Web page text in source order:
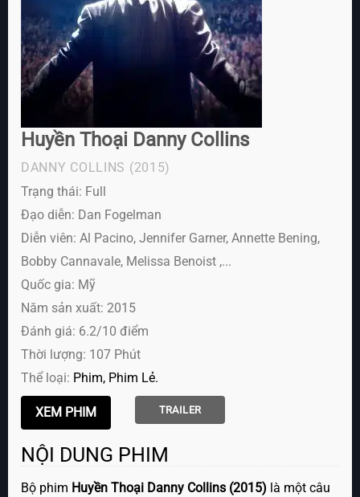
Huyền Thoại Danny Collins
DANNY COLLINS (2015)
Trạng thái: Full
Đạo diễn: Dan Fogelman
Diễn viên: Al Pacino, Jennifer Garner, Annette Bening,
Bobby Cannavale, Melissa Benoist ,...
Quốc gia: Mỹ
Năm sản xuất: 2015
Đánh giá: 6.2/10 điểm
Thời lượng: 107 Phút
Thể loại: Phim Phim Lẻ
TRAILER
NỘI DUNG PHIM
Bộ phim Huyền Thoại Danny Collins (2015) là một câu